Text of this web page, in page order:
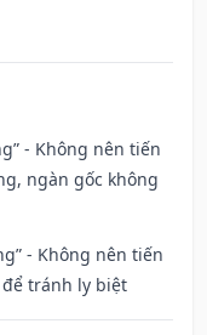
- Không nên tiến
ngàn gốc không
- Không nên tiến
tránh ly biệt